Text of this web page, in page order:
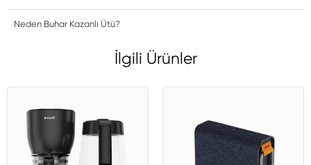
Neden Buhar Kazanlı Ütü?
İlgili Ürünler